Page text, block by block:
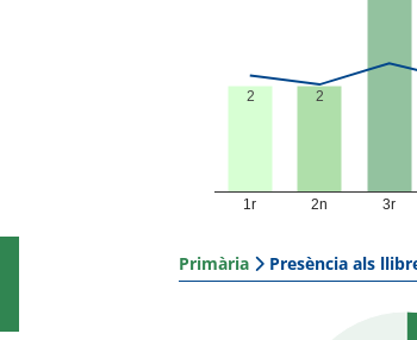
1r 2n 3r
2 2
Primària Presència als